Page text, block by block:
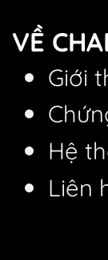
VỀ
Giới
Hệ
Liên